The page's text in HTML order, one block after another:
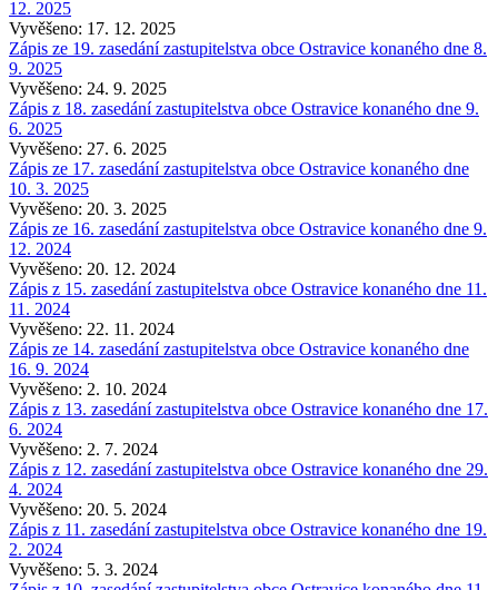
12. 2025
Vyvěšeno: 17. 12. 2025
Zápis ze 19. zasedání zastupitelstva obce Ostravice konaného dne 8.
9. 2025
Vyvěšeno: 24. 9. 2025
Zápis z 18. zasedání zastupitelstva obce Ostravice konaného dne 9.
6. 2025
Vyvěšeno: 27. 6. 2025
Zápis ze 17. zasedání zastupitelstva obce Ostravice konaného dne
10. 3. 2025
Vyvěšeno: 20. 3. 2025
Zápis ze 16. zasedání zastupitelstva obce Ostravice konaného dne 9.
12. 2024
Vyvěšeno: 20. 12. 2024
Zápis z 15. zasedání zastupitelstva obce Ostravice konaného dne 11.
11. 2024
Vyvěšeno: 22. 11. 2024
Zápis ze 14. zasedání zastupitelstva obce Ostravice konaného dne
16. 9. 2024
Vyvěšeno: 2. 10. 2024
Zápis z 13. zasedání zastupitelstva obce Ostravice konaného dne 17.
6. 2024
Vyvěšeno: 2. 7. 2024
Zápis z 12. zasedání zastupitelstva obce Ostravice konaného dne 29.
4. 2024
Vyvěšeno: 20. 5. 2024
Zápis z 11. zasedání zastupitelstva obce Ostravice konaného dne 19.
2. 2024
Vyvěšeno: 5. 3. 2024